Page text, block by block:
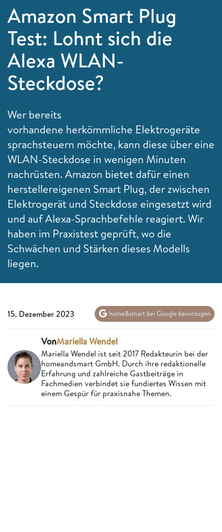
Amazon Smart Plug
Test: Lohnt sich die
Alexa WLAN-
Steckdose?
Wer bereits
vorhandene herkömmliche Elektrogeräte
sprachsteuern möchte, kann diese über eine
WLAN-Steckdose in wenigen Minuten
nachrüsten. Amazon bietet dafür einen
herstellereigenen Smart Plug, der zwischen
Elektrogerät und Steckdose eingesetzt wird
und auf Alexa-Sprachbefehle reagiert. Wir
haben im Praxistest geprüft, wo die
Schwächen und Stärken dieses Modells
liegen.
15. Dezember 2023 home&smart bei Google bevorzugen
VonMariella Wendel
Mariella Wendel ist seit 2017 Redakteurin bei der
homeandsmart GmbH. Durch ihre redaktionelle
Erfahrung und zahlreiche Gastbeiträge in
Fachmedien verbindet sie fundiertes Wissen mit
einem Gespür für praxisnahe Themen.